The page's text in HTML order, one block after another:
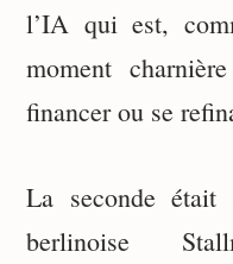
l’IA qui est,
moment
financer ou se
La seconde était
berlinoise